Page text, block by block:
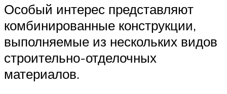
Особый интерес представляют
комбинированные конструкции,
выполняемые из нескольких видов
строительно-отделочных
материалов.